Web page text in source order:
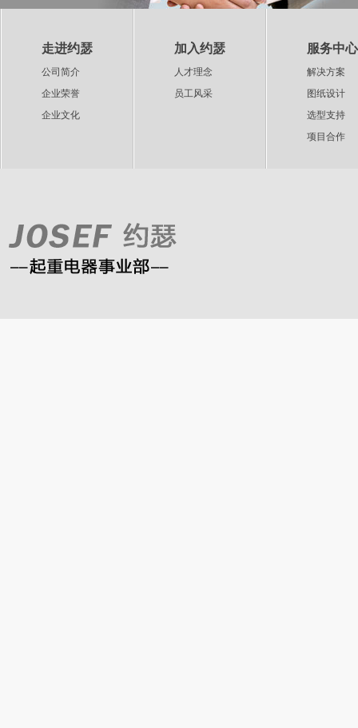
走进约瑟
公司简介
企业荣誉
企业文化
加入约瑟
人才理念
员工风采
服务中心
解决方案
图纸设计
选型支持
项目合作